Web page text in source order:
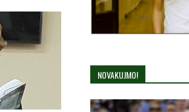
NOVAKUJMO!